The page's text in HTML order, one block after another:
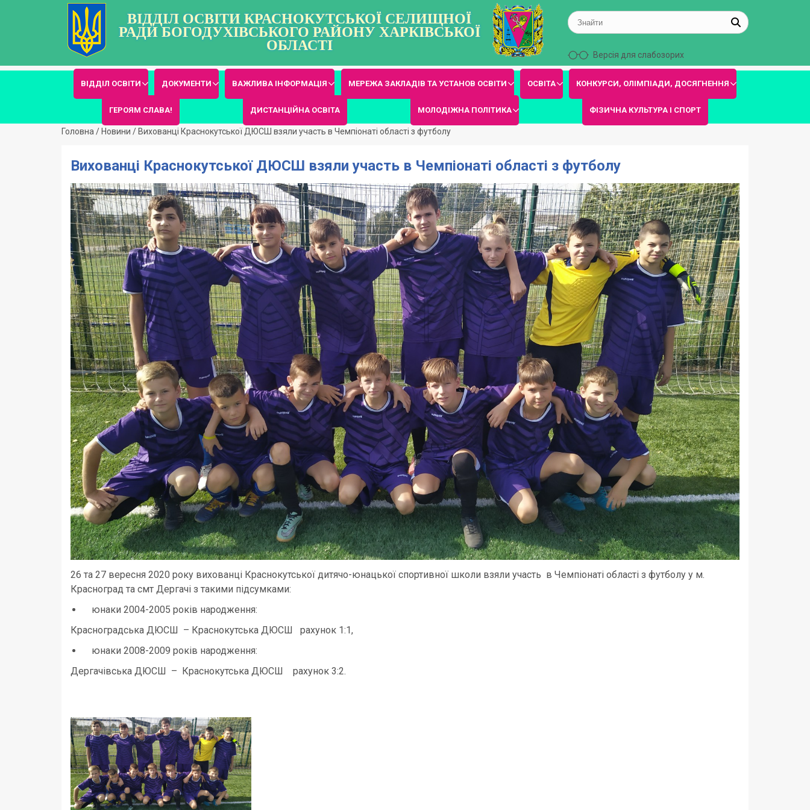
ВІДДІЛ ОСВІТИ КРАСНОКУТСЬКОЇ СЕЛИЩНОЇ
РАДИ БОГОДУХІВСЬКОГО РАЙОНУ ХАРКІВСЬКОЇ
ОБЛАСТІ
Версія для слабозорих
ВІДДІЛ ОСВІТИ ДОКУМЕНТИ ВАЖЛИВА ІНФОРМАЦІЯ МЕРЕЖА ЗАКЛАДІВ ТА УСТАНОВ ОСВІТИ ОСВІТА КОНКУРСИ, ОЛІМПІАДИ, ДОСЯГНЕННЯ
ГЕРОЯМ СЛАВА! ДИСТАНЦІЙНА ОСВІТА МОЛОДІЖНА ПОЛІТИКА ФІЗИЧНА КУЛЬТУРА І СПОРТ
Головна / Новини / Вихованці Краснокутської ДЮСШ взяли участь в Чемпіонаті області з футболу
Вихованці Краснокутської ДЮСШ взяли участь в Чемпіонаті області з футболу
26 та 27 вересня 2020 року вихованці Краснокутської дитячо-юнацької спортивної школи взяли участь в Чемпіонаті області з футболу у м.
Красноград та смт Дергачі з такими підсумками:
юнаки 2004-2005 років народження:
Красноградська ДЮСШ – Краснокутська ДЮСШ рахунок 1:1,
юнаки 2008-2009 років народження:
Дергачівська ДЮСШ – Краснокутська ДЮСШ рахунок 3:2.